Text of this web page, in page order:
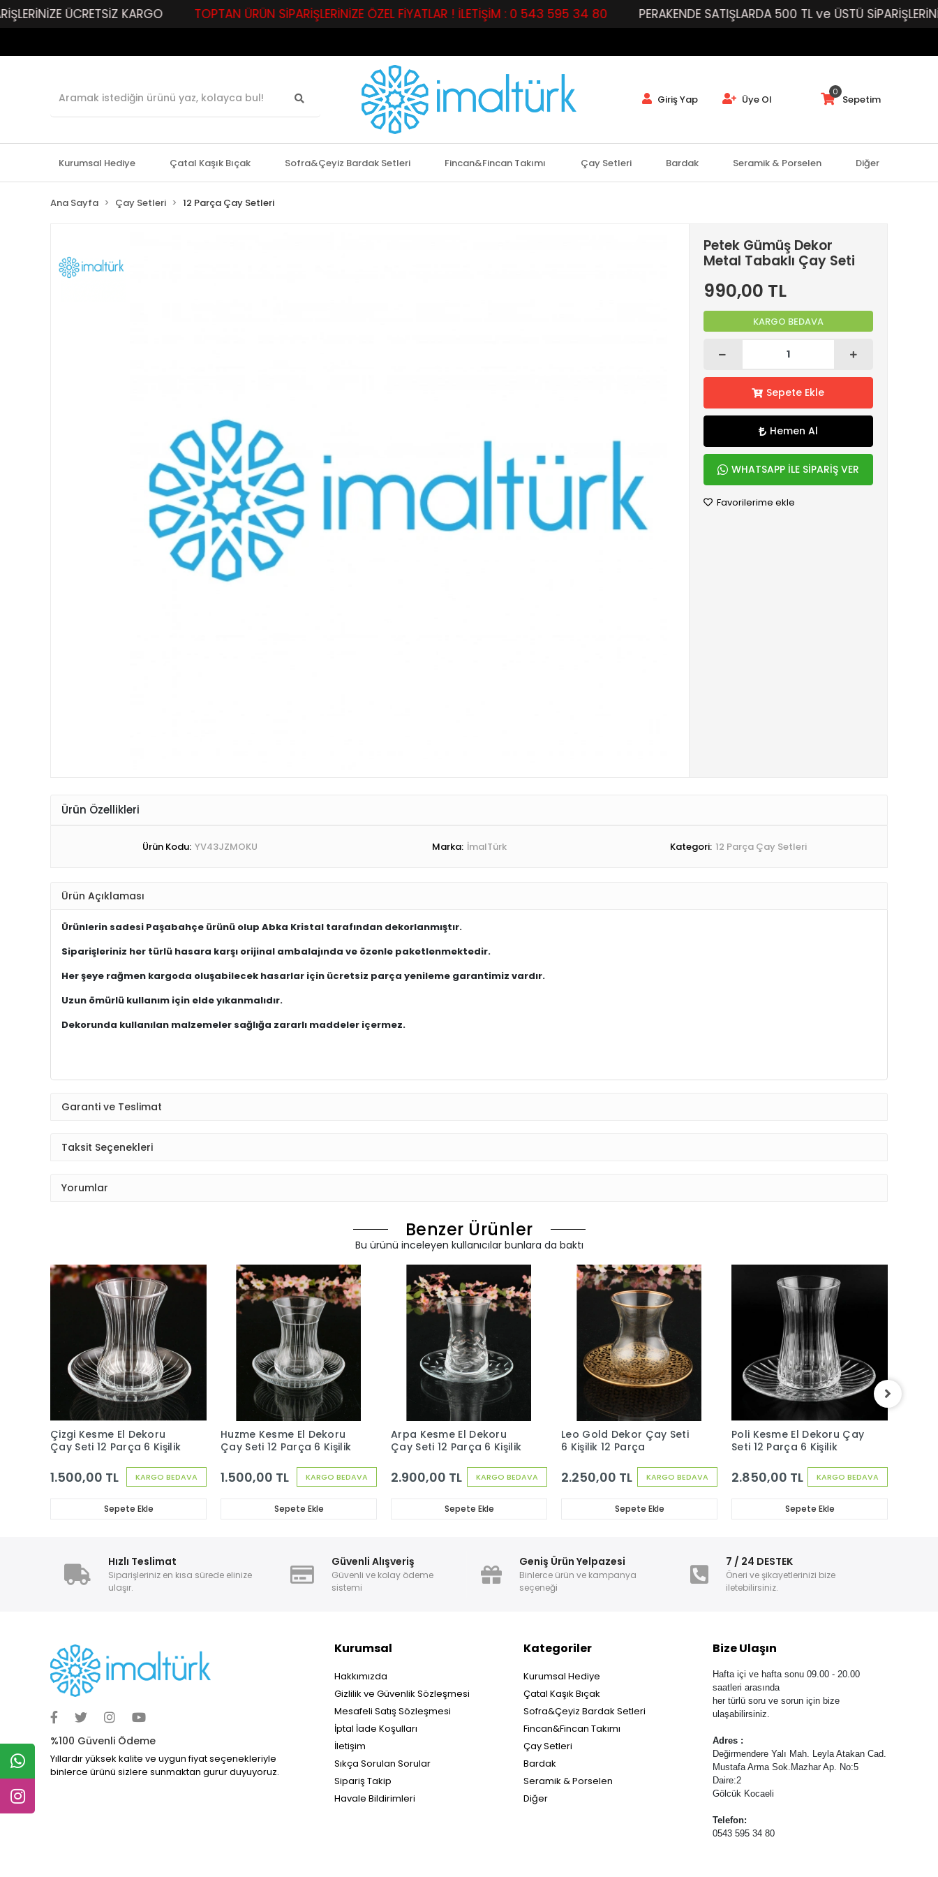
ÜCRETSİZ KARGO TOPTAN ÜRÜN SİPARİŞLERİNİZE ÖZEL FİYATLAR ! İLETİŞİM : 0 543 595 34 80 PERAKENDE SATIŞLARDA 500 TL ve ÜSTÜ SİPARİŞLERİNİZE
Giriş Yap Üye Ol
0
Sepetim
Kurumsal Hediye Çatal Kaşık Bıçak Sofra&Çeyiz Bardak Setleri Fincan&Fincan Takımı Çay Setleri Bardak Seramik & Porselen Diğer
Ana Sayfa Çay Setleri 12 Parça Çay Setleri
Petek Gümüş Dekor
Metal Tabaklı Çay Seti
990,00 TL
KARGO BEDAVA
Sepete Ekle
Hemen Al
WHATSAPP İLE SİPARİŞ VER
Favorilerime ekle
Ürün Özellikleri
Ürün Kodu: YV43JZMOKU Marka: İmalTürk Kategori: 12 Parça Çay Setleri
Ürün Açıklaması
Ürünlerin sadesi Paşabahçe ürünü olup Abka Kristal tarafından dekorlanmıştır.
Siparişleriniz her türlü hasara karşı orijinal ambalajında ve özenle paketlenmektedir.
Her şeye rağmen kargoda oluşabilecek hasarlar için ücretsiz parça yenileme garantimiz vardır.
Uzun ömürlü kullanım için elde yıkanmalıdır.
Dekorunda kullanılan malzemeler sağlığa zararlı maddeler içermez.
Garanti ve Teslimat
Taksit Seçenekleri
Yorumlar
Benzer Ürünler
Bu ürünü inceleyen kullanıcılar bunlara da baktı
KARGO BEDAVA
Çizgi Kesme El Dekoru
Çay Seti 12 Parça 6 Kişilik
1.500,00 TL
Sepete Ekle
KARGO BEDAVA
Huzme Kesme El Dekoru
Çay Seti 12 Parça 6 Kişilik
1.500,00 TL
Sepete Ekle
KARGO BEDAVA
Arpa Kesme El Dekoru
Çay Seti 12 Parça 6 Kişilik
2.900,00 TL
Sepete Ekle
KARGO BEDAVA
Leo Gold Dekor Çay Seti
6 Kişilik 12 Parça
2.250,00 TL
Sepete Ekle
KARGO BEDAVA
Poli Kesme El Dekoru Çay
Seti 12 Parça 6 Kişilik
2.850,00 TL
Sepete Ekle
Hızlı Teslimat
Siparişleriniz en kısa sürede elinize
ulaşır.
Güvenli Alışveriş
Güvenli ve kolay ödeme
sistemi
Geniş Ürün Yelpazesi
Binlerce ürün ve kampanya
seçeneği
7 / 24 DESTEK
Öneri ve şikayetlerinizi bize
iletebilirsiniz.
%100 Güvenli Ödeme
Yıllardır yüksek kalite ve uygun fiyat seçenekleriyle
binlerce ürünü sizlere sunmaktan gurur duyuyoruz.
Kurumsal
Hakkımızda
Gizlilik ve Güvenlik Sözleşmesi
Mesafeli Satış Sözleşmesi
İptal İade Koşulları
İletişim
Sıkça Sorulan Sorular
Sipariş Takip
Havale Bildirimleri
Kategoriler
Kurumsal Hediye
Çatal Kaşık Bıçak
Sofra&Çeyiz Bardak Setleri
Fincan&Fincan Takımı
Çay Setleri
Bardak
Seramik & Porselen
Diğer
Bize Ulaşın
Hafta içi ve hafta sonu 09.00 - 20.00
saatleri arasında
her türlü soru ve sorun için bize
ulaşabilirsiniz.
Adres :
Değirmendere Yalı Mah. Leyla Atakan Cad.
Mustafa Arma Sok.Mazhar Ap. No:5
Daire:2
Gölcük Kocaeli
Telefon:
0543 595 34 80